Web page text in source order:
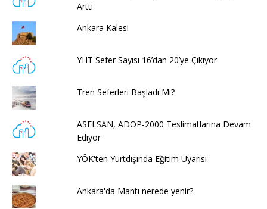
Arttı
Ankara Kalesi
YHT Sefer Sayısı 16’dan 20’ye Çıkıyor
Tren Seferleri Başladı Mı?
ASELSAN, ADOP-2000 Teslimatlarına Devam
Ediyor
YÖK'ten Yurtdışında Eğitim Uyarısı
Ankara'da Mantı nerede yenir?